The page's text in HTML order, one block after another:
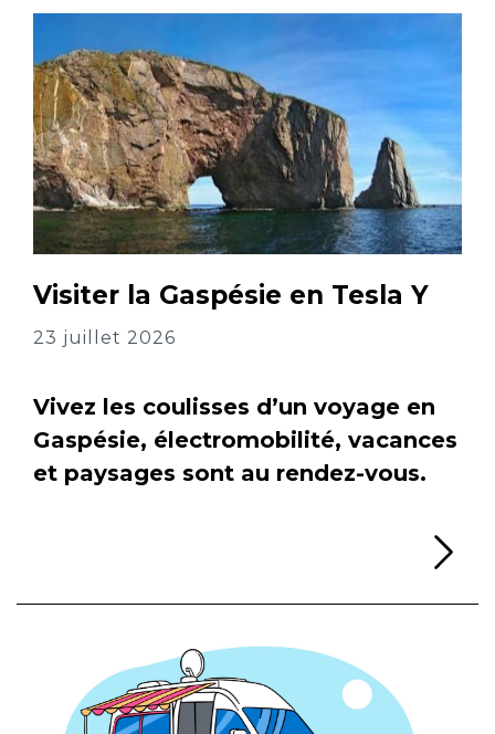
Visiter la Gaspésie en Tesla Y
23 juillet 2026
Vivez les coulisses d’un voyage en
Gaspésie, électromobilité, vacances
et paysages sont au rendez-vous.